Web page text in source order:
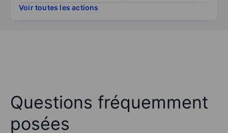
Voir toutes les actions
Questions fréquemment
posées